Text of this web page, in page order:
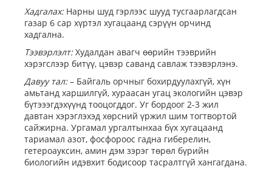
Хадгалах:Нарны шуд гэрлээс шууд тусгаарлагдсан
газар 6 сар хүртэл хугацаанд сэрүүн орчинд
хадгална.
Тээвэрлэлт:Худалдан авагч өөрийн тээврийн
хэрэгслээр битүү, цэвэр саванд савлаж тээвэрлэнэ.
Давуу тал:– Байгаль орчныг бохирдуулахгүй, хүн
амьтанд харшилгүй, хураасан угац экологийн цэвэр
бүтэээгдэхүүнд тооцогддог. Уг бордоог 2-3 жил
давтан хэрэглэхэд хөрсний үржил шим тогтвортой
сайжирна. Ургамал ургалтынхаа бүх хугацаанд
тариамал азот, фосфороос гадна гиберелин,
гетероауксин, амин дэм зэрэг төрөл бүрийн
биологийн идэвхит бодисоор тасралтгүй хангагдана.